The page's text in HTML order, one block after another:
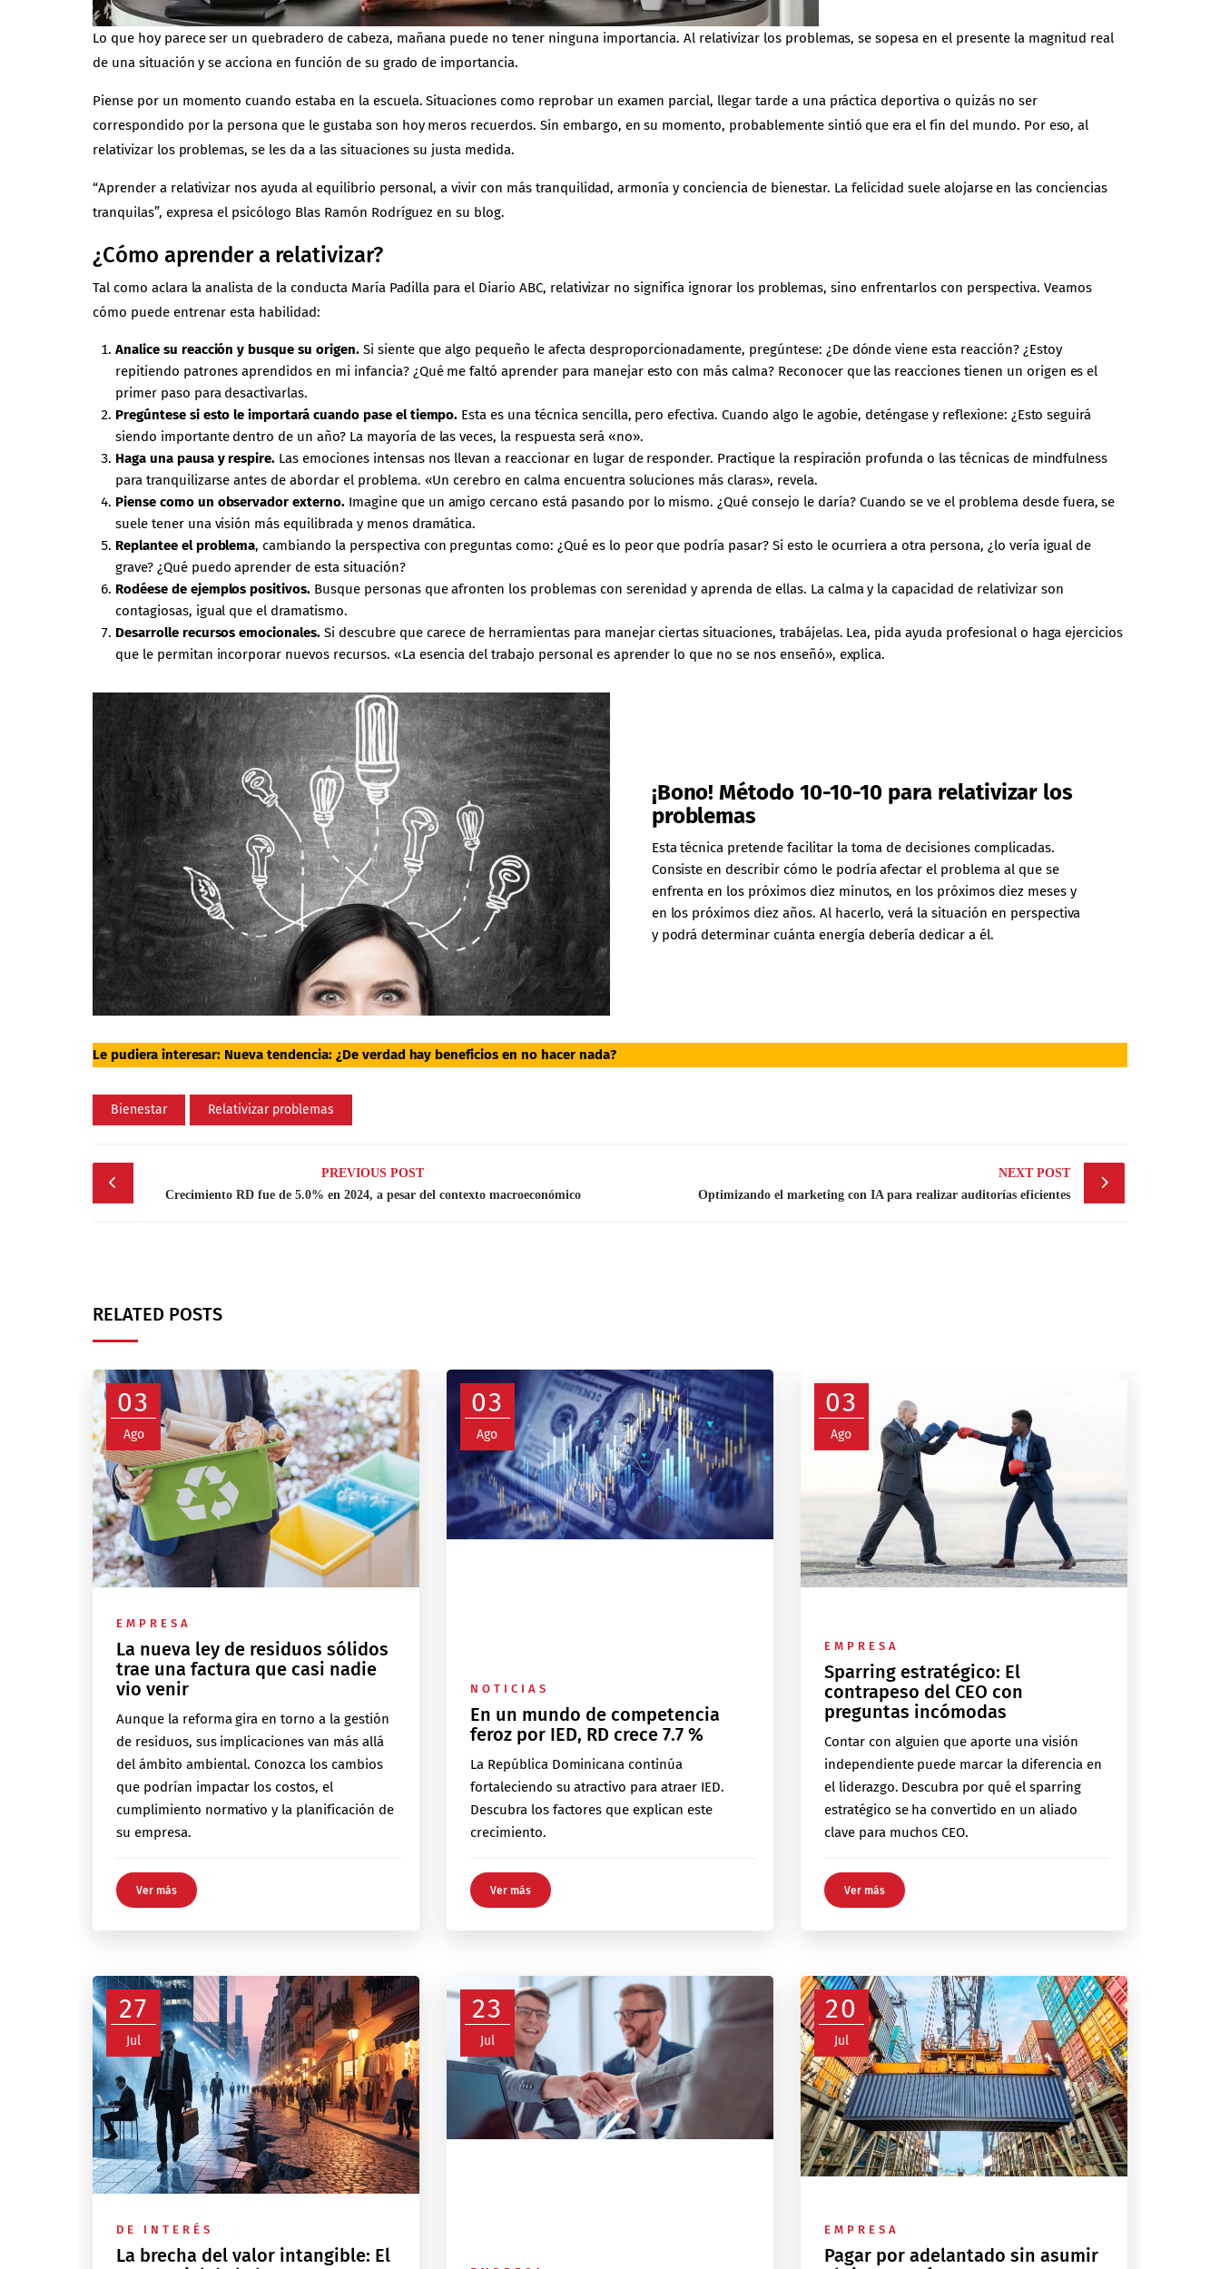
Lo que hoy parece ser un quebradero de cabeza, mañana puede no tener ninguna importancia. Al relativizar los problemas, se sopesa en el presente la magnitud real
de una situación y se acciona en función de su grado de importancia.
Piense por un momento cuando estaba en la escuela. Situaciones como reprobar un examen parcial, llegar tarde a una práctica deportiva o quizás no ser
correspondido por la persona que le gustaba son hoy meros recuerdos. Sin embargo, en su momento, probablemente sintió que era el fin del mundo. Por eso, al
relativizar los problemas, se les da a las situaciones su justa medida.
“Aprender a relativizar nos ayuda al equilibrio personal, a vivir con más tranquilidad, armonía y conciencia de bienestar. La felicidad suele alojarse en las conciencias
tranquilas”, expresa el psicólogo Blas Ramón Rodríguez en su blog.
¿Cómo aprender a relativizar?
Tal como aclara la analista de la conducta María Padilla para el Diario ABC, relativizar no significa ignorar los problemas, sino enfrentarlos con perspectiva. Veamos
cómo puede entrenar esta habilidad:
Analice su reacción y busque su origen.Si siente que algo pequeño le afecta desproporcionadamente, pregúntese: ¿De dónde viene esta reacción? ¿Estoy
repitiendo patrones aprendidos en mi infancia? ¿Qué me faltó aprender para manejar esto con más calma? Reconocer que las reacciones tienen un origen es el
primer paso para desactivarlas.
Pregúntese si esto le importará cuando pase el tiempo. Esta es una técnica sencilla, pero efectiva. Cuando algo le agobie, deténgase y reflexione: ¿Esto seguirá
siendo importante dentro de un año? La mayoría de las veces, la respuesta será «no».
Haga una pausa y respire. Las emociones intensas nos llevan a reaccionar en lugar de responder. Practique la respiración profunda o las técnicas de mindfulness
para tranquilizarse antes de abordar el problema. «Un cerebro en calma encuentra soluciones más claras», revela.
Piense como un observador externo. Imagine que un amigo cercano está pasando por lo mismo. ¿Qué consejo le daría? Cuando se ve el problema desde fuera, se
suele tener una visión más equilibrada y menos dramática.
Replantee el problema, cambiando la perspectiva con preguntas como: ¿Qué es lo peor que podría pasar? Si esto le ocurriera a otra persona, ¿lo vería igual de
grave? ¿Qué puedo aprender de esta situación?
Rodéese de ejemplos positivos. Busque personas que afronten los problemas con serenidad y aprenda de ellas. La calma y la capacidad de relativizar son
contagiosas, igual que el dramatismo.
Desarrolle recursos emocionales.Si descubre que carece de herramientas para manejar ciertas situaciones, trabájelas. Lea, pida ayuda profesional o haga ejercicios
que le permitan incorporar nuevos recursos. «La esencia del trabajo personal es aprender lo que no se nos enseñó», explica.
¡Bono! Método 10-10-10 para relativizar los
problemas
Esta técnica pretende facilitar la toma de decisiones complicadas.
Consiste en describir cómo le podría afectar el problema al que se
enfrenta en los próximos diez minutos, en los próximos diez meses y
en los próximos diez años. Al hacerlo, verá la situación en perspectiva
y podrá determinar cuánta energía debería dedicar a él.
Le pudiera interesar: Nueva tendencia: ¿De verdad hay beneficios en no hacer nada?
Bienestar Relativizar problemas
Post
navigation
PREVIOUS POST
Crecimiento RD fue de 5.0% en 2024, a pesar del contexto macroeconómico
NEXT POST
Optimizando el marketing con IA para realizar auditorías eficientes
RELATED POSTS
03
Ago
EMPRESA
La nueva ley de residuos sólidos
trae una factura que casi nadie
vio venir
Aunque la reforma gira en torno a la gestión
de residuos, sus implicaciones van más allá
del ámbito ambiental. Conozca los cambios
que podrían impactar los costos, el
cumplimiento normativo y la planificación de
su empresa.
Ver más
03
Ago
NOTICIAS
En un mundo de competencia
feroz por IED, RD crece 7.7 %
La República Dominicana continúa
fortaleciendo su atractivo para atraer IED.
Descubra los factores que explican este
crecimiento.
Ver más
03
Ago
EMPRESA
Sparring estratégico: El
contrapeso del CEO con
preguntas incómodas
Contar con alguien que aporte una visión
independiente puede marcar la diferencia en
el liderazgo. Descubra por qué el sparring
estratégico se ha convertido en un aliado
clave para muchos CEO.
Ver más
27
Jul
DE INTERÉS
La brecha del valor intangible: El
23
Jul
20
Jul
EMPRESA
Pagar por adelantado sin asumir